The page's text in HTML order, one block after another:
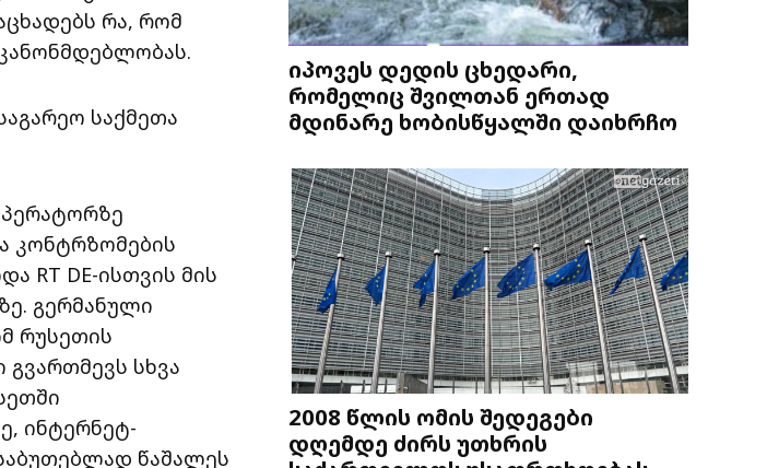
რა, რომ
საქმეთა
კონტრზომების
RT DE-ისთვის მის
გერმანული
რუსეთის
სხვა
ინტერნეტ-
წაშალეს
იპოვეს დედის ცხედარი,
რომელიც შვილთან ერთად
მდინარე ხობისწყალში დაიხრჩო
2008 წლის ომის შედეგები
დღემდე ძირს უთხრის